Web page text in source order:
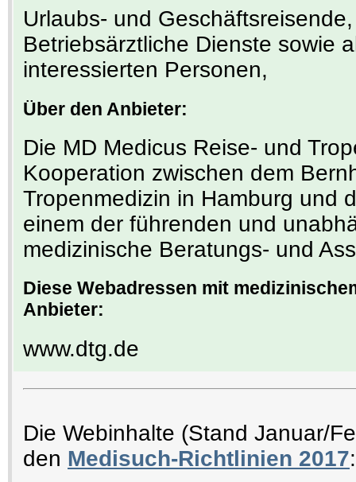
Urlaubs- und
Betriebsärztliche Dienste sowie
interessierten Personen,
Über den Anbieter:
Die MD Medicus Reise- und
Kooperation zwischen dem
Tropenmedizin in Hamburg und
einem der führenden und
medizinische Beratungs- und
Diese Webadressen mit
Anbieter:
www.dtg.de
Die Webinhalte (Stand Januar/
den Medisuch-Richtlinien 2017: